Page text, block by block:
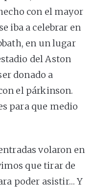
con el mayor
iba a celebrar en
en un lugar
del Aston
donado a
el párkinson.
para que medio
volaron en
que tirar de
poder asistir… Y